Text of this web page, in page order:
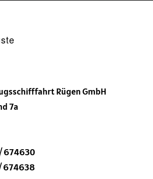
Rügen GmbH
7a
674630
674638